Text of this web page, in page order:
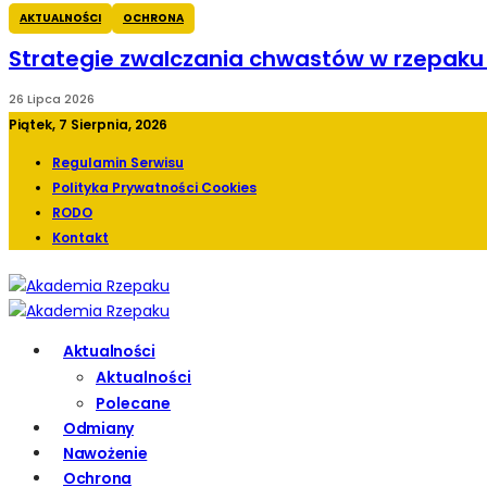
AKTUALNOŚCI OCHRONA
Strategie zwalczania chwastów w
26 Lipca 2026
Piątek, 7 Sierpnia, 2026
Regulamin Serwisu
Polityka Prywatności Cookies
RODO
Kontakt
Aktualności
Aktualności
Polecane
Odmiany
Nawożenie
Ochrona